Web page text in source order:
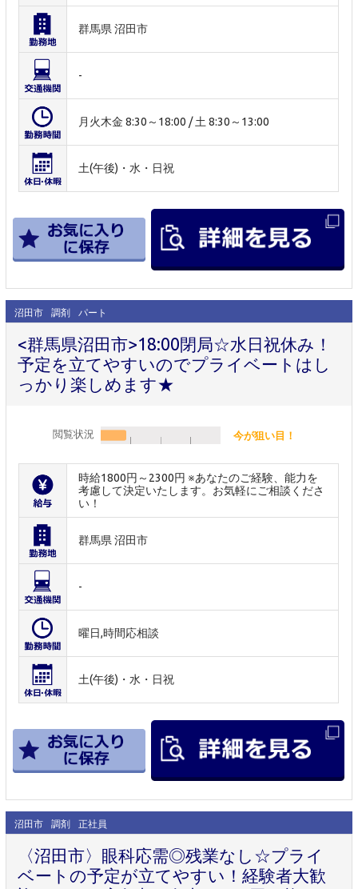
群馬県 沼田市
-
月火木金 8:30～18:00 / 土 8:30～13:00
土(午後)・水・日祝
沼田市 調剤 パート
<群馬県沼田市>18:00閉局☆水日祝休み！
予定を立てやすいのでプライベートはし
っかり楽しめます★
閲覧状況 今が狙い目！
時給1800円～2300円 ※あなたのご経験、能力を
考慮して決定いたします。お気軽にご相談くださ
い！
群馬県 沼田市
-
曜日,時間応相談
土(午後)・水・日祝
沼田市 調剤 正社員
〈沼田市〉眼科応需◎残業なし☆プライ
ベートの予定が立てやすい！経験者大歓